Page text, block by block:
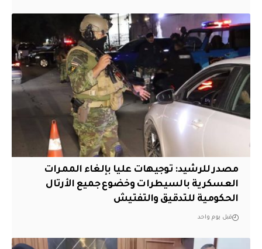
مصدر للرشيد: توجيهات عليا بإلغاء الممرات
العسكرية بالسيطرات وخضوع جميع الأرتال
الحكومية للتدقيق والتفتيش
قبل يوم واحد